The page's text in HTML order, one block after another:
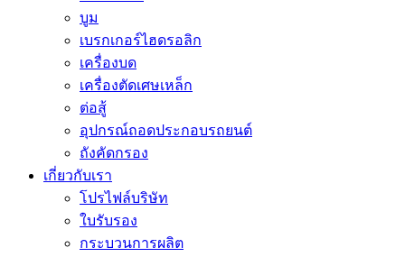
บูม
เบรกเกอร์ไฮดรอลิก
เครื่องบด
เครื่องตัดเศษเหล็ก
ต่อสู้
อุปกรณ์ถอดประกอบรถยนต์
ถังคัดกรอง
เกี่ยวกับเรา
โปรไฟล์บริษัท
ใบรับรอง
กระบวนการผลิต